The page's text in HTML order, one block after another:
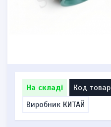
На складі
Код
Виробник КИТАЙ